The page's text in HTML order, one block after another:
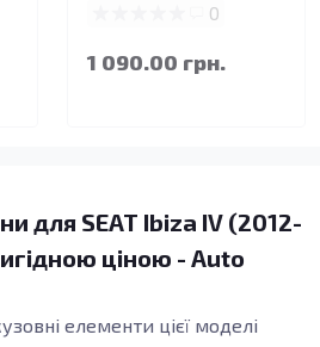
0
1 090.00 грн.
для SEAT Ibiza IV (2012-
ціною - Auto
елементи цієї моделі